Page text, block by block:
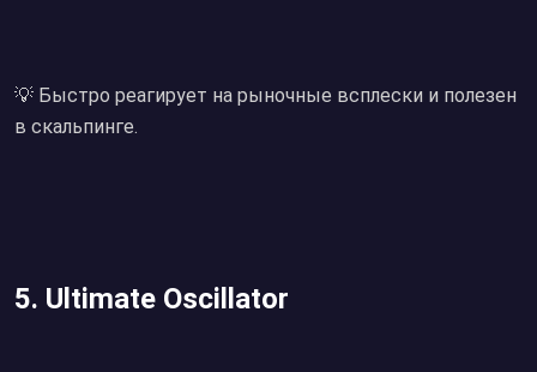
💡 Быстро реагирует на рыночные всплески и полезен
в скальпинге.
5. Ultimate Oscillator